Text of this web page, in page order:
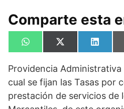
Comparte esta
Compartir
en
W
h
t
A
p
p
Compartir
en
X
(
w
t
t
e
en
L
i
k
d
I
n
Providencia
cual se fijan las Tasas por
prestación de servicios de